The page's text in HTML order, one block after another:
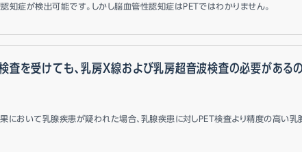
知症が検出可能です。しかし脳血管性認知症はPETではわかりません。
査を受けても、乳房X線および乳房超音波検査の必要がある
において乳腺疾患が疑われた場合、乳腺疾患に対しPET検査より精度の高い